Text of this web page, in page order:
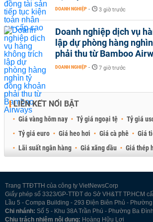
DOANH NGHIỆP - 3 giờ trước
Doanh nghiệp dịch vụ
lập dự phòng hàng
phải thu từ Bamboo
DOANH NGHIỆP - 7 giờ trước
LIÊN KẾT NỔI BẬT
Giá vàng hôm nay Tỷ giá ngoại tệ Tỷ giá
Tỷ giá euro
Giá heo hơi Giá cà phê
Giá
Lãi suất ngân hàng
Giá xăng dầu
Giá thép
Trang TTĐTTH của công ty VietNewsCorp
Giấy phép số 3323/GP-TTĐT do Sở VH&TT TP.HCM
Lầu 5 - Compa Building - 293 Điện Biên Phủ - Phường
Chi nhánh: Số 5 - Khu 38A Trần Phú - Phường Ba
Chịu trách nhiệm nội dung: Hoàng Hữu Lợi